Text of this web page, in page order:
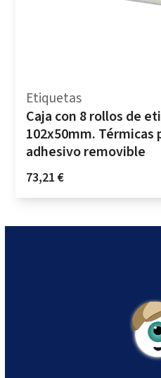
Etiquetas
Caja con 8 rollos de
102x50mm. Térmicas
adhesivo removible
73,21€